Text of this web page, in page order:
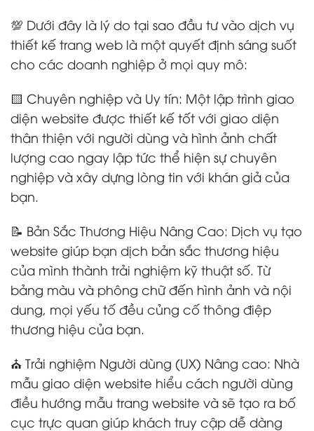
💯 Dưới đây là lý do tại sao đầu tư vào dịch vụ
thiết kế trang web là một quyết định sáng suốt
cho các doanh nghiệp ở mọi quy mô:
🟨 Chuyên nghiệp và Uy tín: Một lập trình giao
diện website được thiết kế tốt với giao diện
thân thiện với người dùng và hình ảnh chất
lượng cao ngay lập tức thể hiện sự chuyên
nghiệp và xây dựng lòng tin với khán giả của
bạn.
📝 Bản Sắc Thương Hiệu Nâng Cao: Dịch vụ tạo
website giúp bạn dịch bản sắc thương hiệu
của mình thành trải nghiệm kỹ thuật số. Từ
bảng màu và phông chữ đến hình ảnh và nội
dung, mọi yếu tố đều củng cố thông điệp
thương hiệu của bạn.
⛪ Trải nghiệm Người dùng (UX) Nâng cao: Nhà
mẫu giao diện website hiểu cách người dùng
điều hướng mẫu trang website và sẽ tạo ra bố
cục trực quan giúp khách truy cập dễ dàng